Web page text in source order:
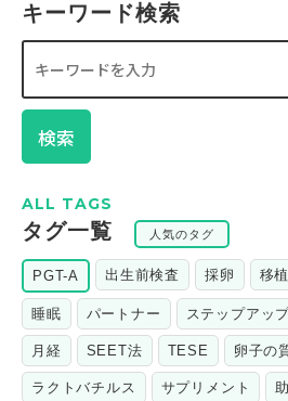
キーワード検索
検索
ALL TAGS
タグ一覧 人気のタグ
PGT-A 出生前検査 採卵 移植
睡眠 パートナー ステップアッ
月経 SEET法 TESE 卵子の
ラクトバチルス サプリメント